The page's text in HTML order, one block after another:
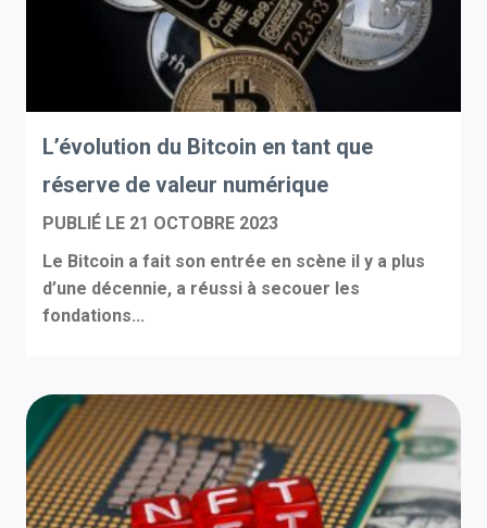
L’évolution du Bitcoin en tant que
réserve de valeur numérique
PUBLIÉ LE 21 OCTOBRE 2023
Le Bitcoin a fait son entrée en scène il y a plus
d’une décennie, a réussi à secouer les
fondations...